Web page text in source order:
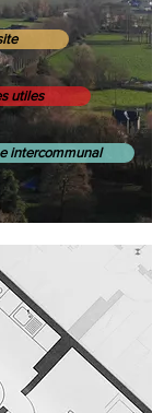
utiles
intercommunal